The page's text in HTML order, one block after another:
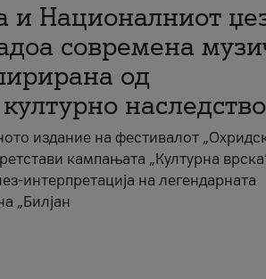
и Националниот
современа
од
наследство
издание на фестивалот
кампањата „Културна
интерпретација на легендарната
„Билјан